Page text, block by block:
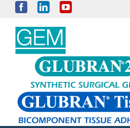
content
FacebookLinkedInYouTube